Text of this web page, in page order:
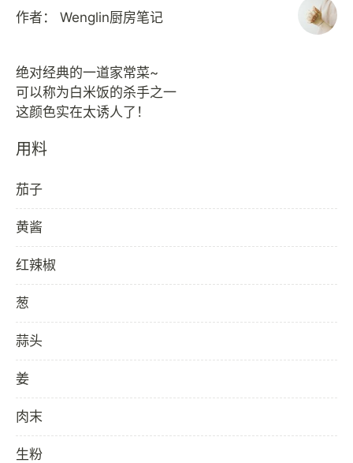
作者： Wenglin厨房笔记
绝对经典的一道家常菜~
可以称为白米饭的杀手之一
用料
茄子
黄酱
红辣椒
葱
蒜头
姜
肉末
生粉